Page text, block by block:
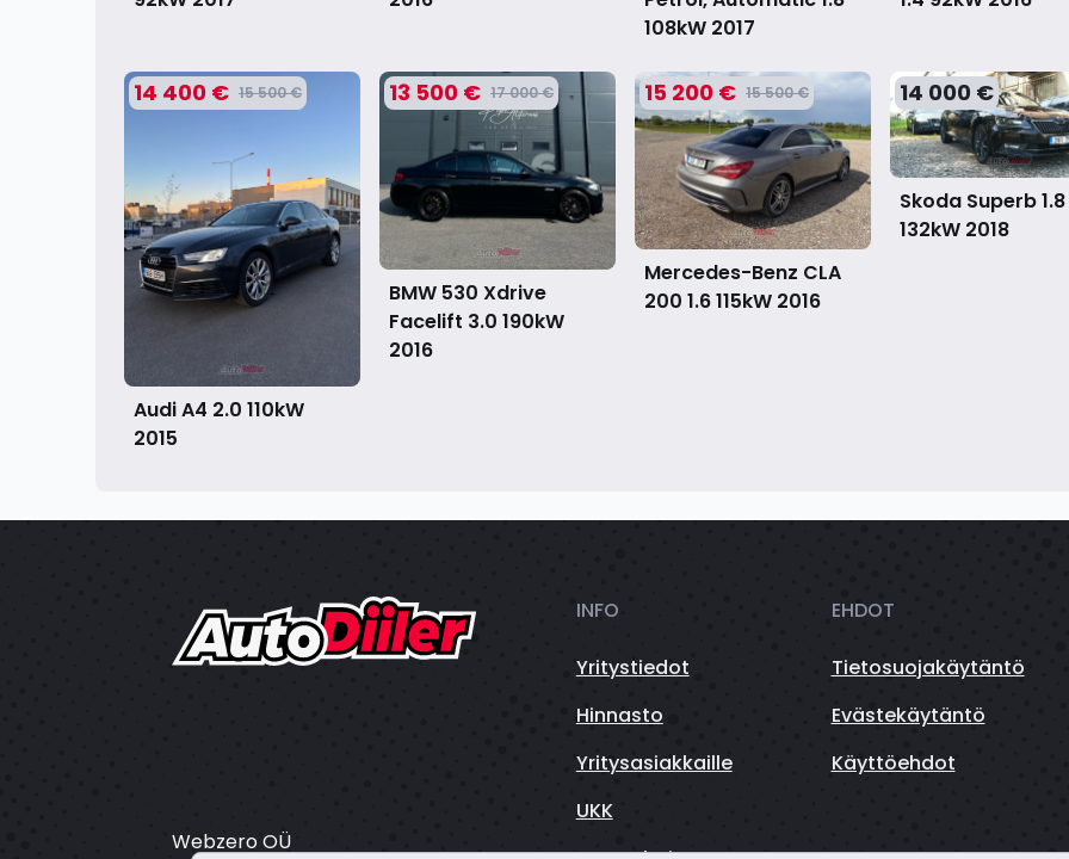
108kW 2017
14 400 € 15 500 €
Audi A4 2.0 110kW
2015
13 500 € 17 000 €
BMW 530 Xdrive
Facelift 3.0 190kW
2016
15 200 € 15 500 €
Mercedes-Benz CLA
200 1.6 115kW 2016
14 000 €
Skoda Superb 1.8
132kW 2018
Webzero OÜ
INFO
Yritystiedot
Hinnasto
Yritysasiakkaille
UKK
EHDOT
Tietosuojakäytäntö
Evästekäytäntö
Käyttöehdot